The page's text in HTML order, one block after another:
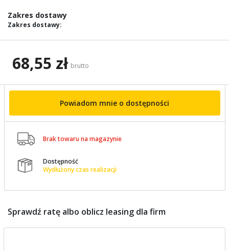
Zakres dostawy
Zakres dostawy:
68,55 zł brutto
Powiadom mnie o dostępności
 Brak towaru na magazynie

Dostępność
Wydłużony czas realizacji
Sprawdź ratę albo oblicz leasing dla firm